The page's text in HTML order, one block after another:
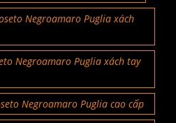
Negroamaro Puglia xách
Negroamaro Puglia xách tay
Negroamaro Puglia cao cấp